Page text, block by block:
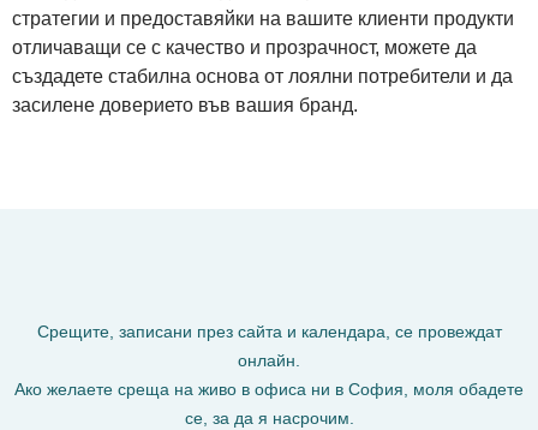
стратегии и предоставяйки на вашите клиенти продукти
отличаващи се с качество и прозрачност, можете да
създадете стабилна основа от лоялни потребители и да
засилене доверието във вашия бранд.
Срещите, записани през сайта и календара, се провеждат
онлайн.
Ако желаете среща на живо в офиса ни в София, моля обадете
се, за да я насрочим.